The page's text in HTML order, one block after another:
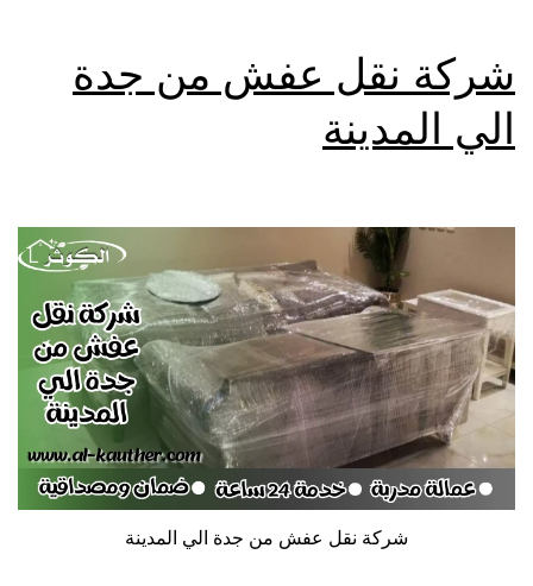
شركة نقل عفش من جدة
الي المدينة
شركة نقل عفش من جدة الي المدينة